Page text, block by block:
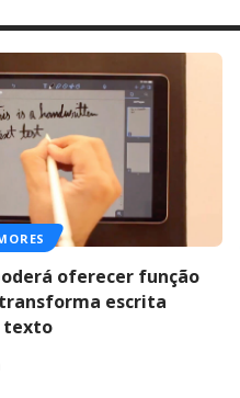
oferecer função
escrita
texto